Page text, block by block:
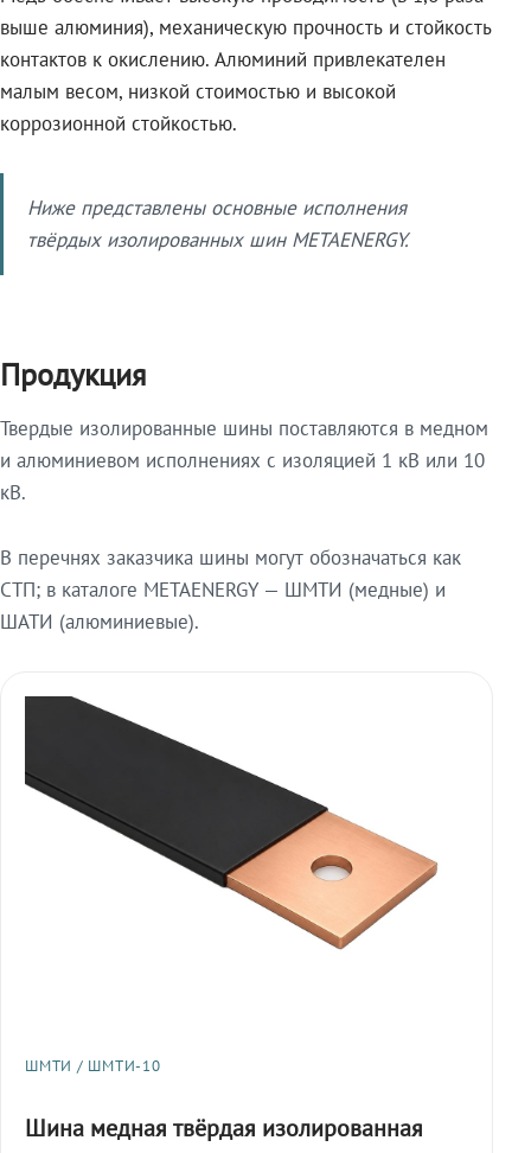
выше алюминия), механическую прочность и стойкость
контактов к окислению. Алюминий привлекателен
малым весом, низкой стоимостью и высокой
коррозионной стойкостью.
Ниже представлены основные исполнения
твёрдых изолированных шин METAENERGY.
Продукция
Твердые изолированные шины поставляются в медном
и алюминиевом исполнениях с изоляцией 1 кВ или 10
кВ.
В перечнях заказчика шины могут обозначаться как
СТП; в каталоге METAENERGY — ШМТИ (медные) и
ШАТИ (алюминиевые).
ШМТИ / ШМТИ-10
Шина медная твёрдая изолированная